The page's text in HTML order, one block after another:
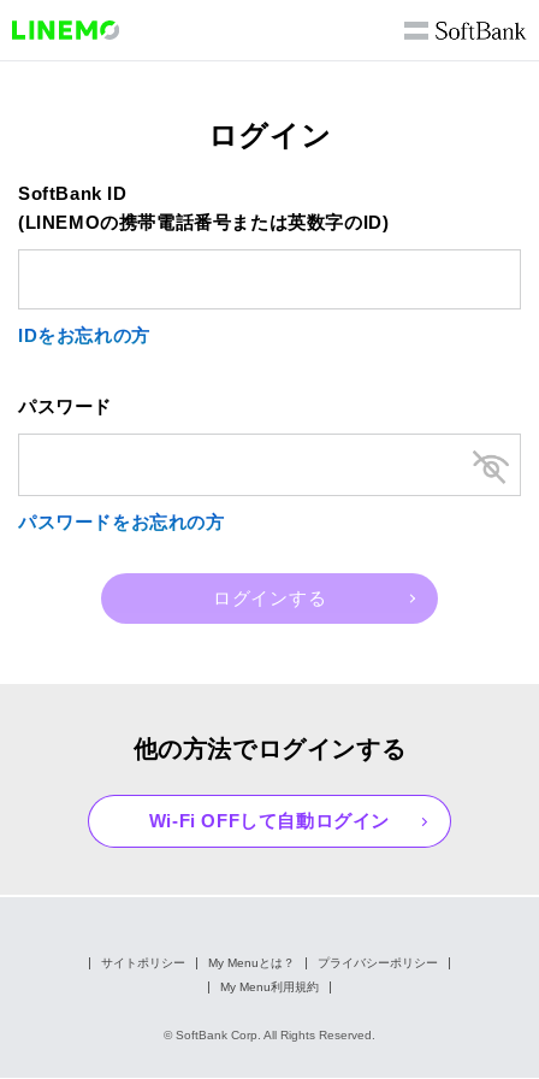
ログイン
SoftBank ID
(LINEMOの携帯電話番号または英数字のID)
IDをお忘れの方
パスワード
パスワードをお忘れの方
他の方法でログインする
Wi-Fi OFFして自動ログイン
サイトポリシー My Menuとは？
プライバシーポリシー
My Menu利用規約
© SoftBank Corp. All Rights Reserved.